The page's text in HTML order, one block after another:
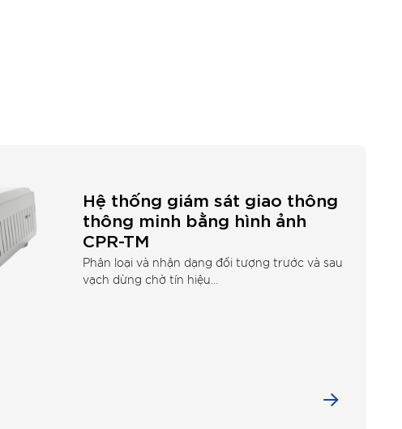
Hệ thống giám sát giao thông
thông minh bằng hình ảnh
CPR-TM
Phân loại và nhận dạng đối tượng trước và sau
vạch dừng chờ tín hiệu…